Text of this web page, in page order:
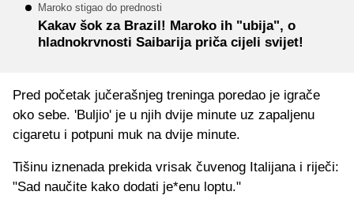
Maroko stigao do prednosti
Kakav šok za Brazil! Maroko ih "ubija", o
hladnokrvnosti Saibarija priča cijeli svijet!
Pred početak jučerašnjeg treninga poredao je igrače
oko sebe. 'Buljio' je u njih dvije minute uz zapaljenu
cigaretu i potpuni muk na dvije minute.
Tišinu iznenada prekida vrisak čuvenog Italijana i riječi:
"Sad naučite kako dodati je*enu loptu."